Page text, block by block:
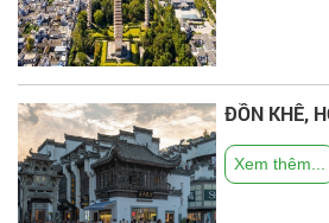
ĐỒN KHÊ,
Xem thêm...